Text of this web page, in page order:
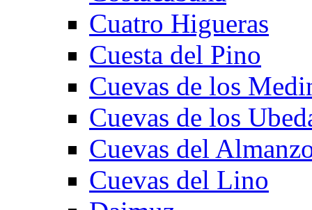
Cuatro Higueras
Cuesta del Pino
Cuevas de los
Cuevas de los
Cuevas del
Cuevas del Lino